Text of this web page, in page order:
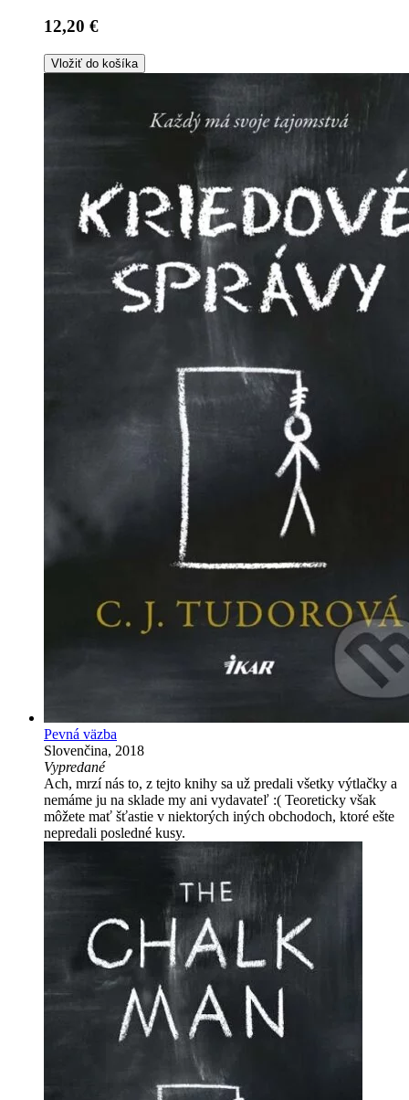
12,20 €
Vložiť do košíka
Pevná väzba
Slovenčina, 2018
Vypredané
Ach, mrzí nás to, z tejto knihy sa už predali všetky výtlačky a
nemáme ju na sklade my ani vydavateľ :( Teoreticky však
môžete mať šťastie v niektorých iných obchodoch, ktoré ešte
nepredali posledné kusy.